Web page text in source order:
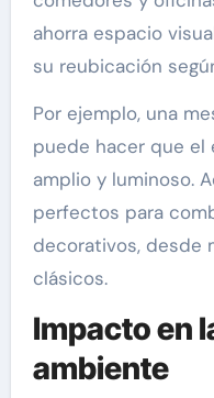
ahorra espacio
su reubicación
Por ejemplo, una
puede hacer que el
amplio y luminoso.
perfectos para
decorativos, desde
clásicos.
Impacto en
ambiente